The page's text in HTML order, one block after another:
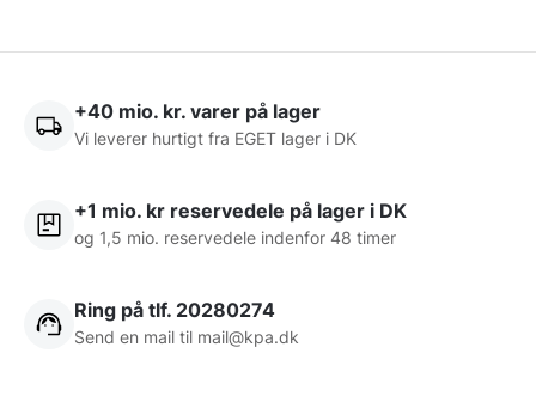
+40 mio. kr. varer på lager
Vi leverer hurtigt fra EGET lager i DK
+1 mio. kr reservedele på lager i DK
og 1,5 mio. reservedele indenfor 48 timer
Ring på tlf. 20280274
Send en mail til mail@kpa.dk